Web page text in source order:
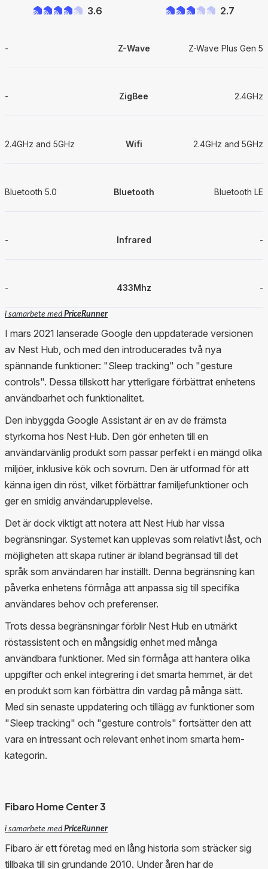
3.6 2.7
- Z-Wave Z-Wave Plus Gen 5
- ZigBee 2.4GHz
2.4GHz and 5GHz Wifi 2.4GHz and 5GHz
Bluetooth 5.0 Bluetooth Bluetooth LE
- Infrared -
- 433Mhz -
i samarbete medPriceRunner
I mars 2021 lanserade Google den uppdaterade versionen
av Nest Hub, och med den introducerades två nya
spännande funktioner: "Sleep tracking" och "gesture
controls". Dessa tillskott har ytterligare förbättrat enhetens
användbarhet och funktionalitet.
Den inbyggda Google Assistant är en av de främsta
styrkorna hos Nest Hub. Den gör enheten till en
användarvänlig produkt som passar perfekt i en mängd olika
miljöer, inklusive kök och sovrum. Den är utformad för att
känna igen din röst, vilket förbättrar familjefunktioner och
ger en smidig användarupplevelse.
Det är dock viktigt att notera att Nest Hub har vissa
begränsningar. Systemet kan upplevas som relativt låst, och
möjligheten att skapa rutiner är ibland begränsad till det
språk som användaren har inställt. Denna begränsning kan
påverka enhetens förmåga att anpassa sig till specifika
användares behov och preferenser.
Trots dessa begränsningar förblir Nest Hub en utmärkt
röstassistent och en mångsidig enhet med många
användbara funktioner. Med sin förmåga att hantera olika
uppgifter och enkel integrering i det smarta hemmet, är det
en produkt som kan förbättra din vardag på många sätt.
Med sin senaste uppdatering och tillägg av funktioner som
"Sleep tracking" och "gesture controls" fortsätter den att
vara en intressant och relevant enhet inom smarta hem-
kategorin.
Fibaro Home Center 3
i samarbete medPriceRunner
Fibaro är ett företag med en lång historia som sträcker sig
tillbaka till sin grundande 2010. Under åren har de